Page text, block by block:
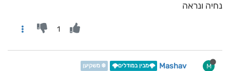
נחיה ונראה
1
M
Mashav 🌩️מבין במודלים🌩️ ❄️ משקיען